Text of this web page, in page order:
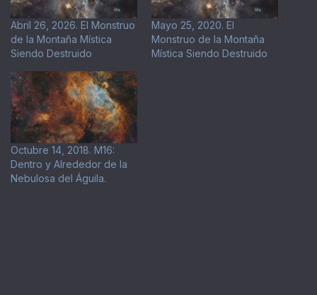
Abril 26, 2026. El Monstruo
de la Montaña Mística
Siendo Destruido
Mayo 25, 2020. El
Monstruo de la Montaña
Mística Siendo Destruido
Octubre 14, 2018. M16:
Dentro y Alrededor de la
Nebulosa del Águila.